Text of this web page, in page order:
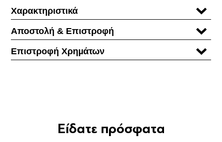
Χαρακτηριστικά
Αποστολή & Επιστροφή
Επιστροφή Χρηµάτων
Είδατε πρόσφατα